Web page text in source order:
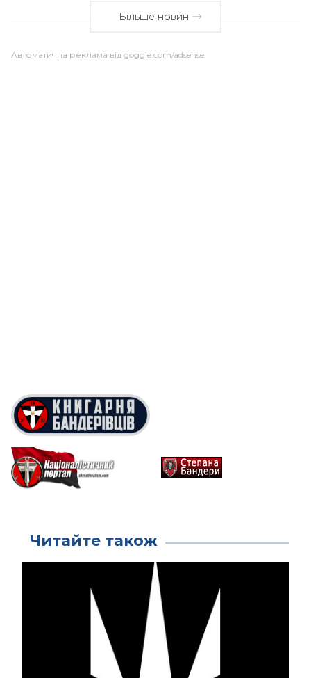
Більше новин
Автоматична реклама від goggle.com/adsense:
Читайте також